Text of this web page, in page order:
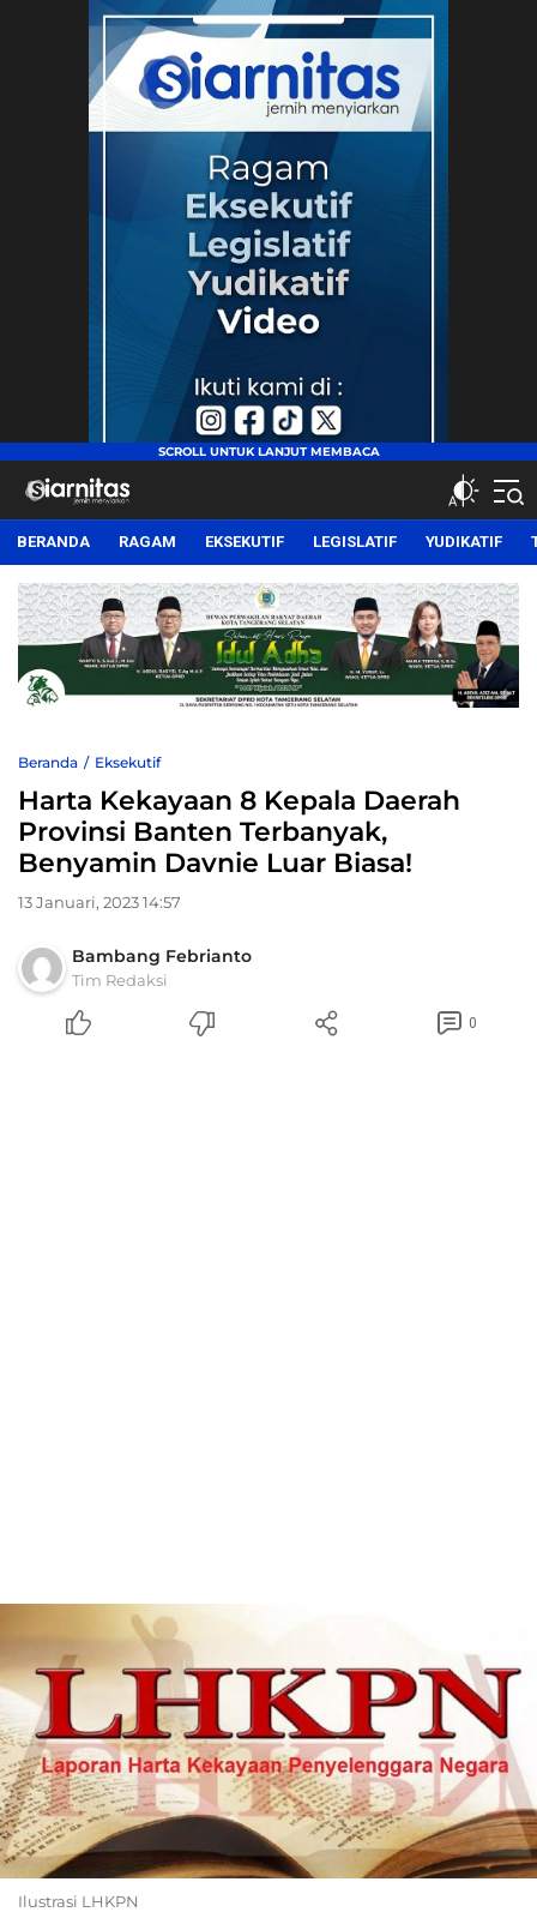
siarnitas
Jernih Menyiarkan
BERANDA RAGAM EKSEKUTIF LEGISLATIF YUDIKATIF
Beranda Eksekutif
Harta Kekayaan 8 Kepala Daerah
Provinsi Banten Terbanyak,
Benyamin Davnie Luar Biasa!
13 Januari, 2023 14:57
Bambang Febrianto
Tim Redaksi
0
Ilustrasi LHKPN